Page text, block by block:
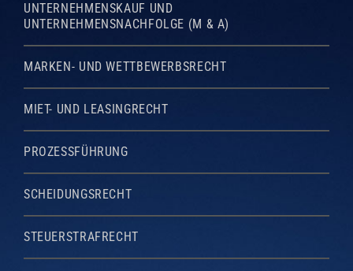
UNTERNEHMENSKAUF UND
UNTERNEHMENSNACHFOLGE (M & A)
MARKEN- UND WETTBEWERBSRECHT
MIET- UND LEASINGRECHT
PROZESSFÜHRUNG
SCHEIDUNGSRECHT
STEUERSTRAFRECHT